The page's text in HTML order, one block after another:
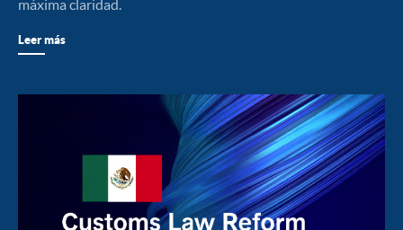
máxima claridad.
Leer más